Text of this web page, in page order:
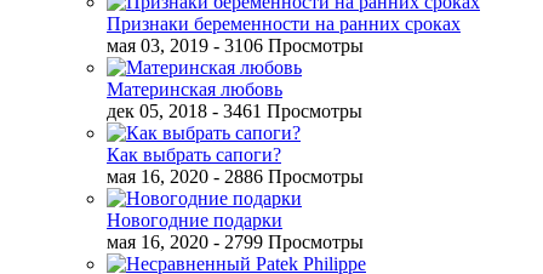
Признаки беременности на ранних сроках
мая 03, 2019 - 3106 Просмотры
Материнская любовь
дек 05, 2018 - 3461 Просмотры
Как выбрать сапоги?
мая 16, 2020 - 2886 Просмотры
Новогодние подарки
мая 16, 2020 - 2799 Просмотры